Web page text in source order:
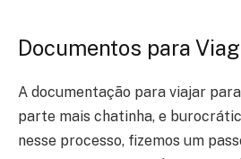
Documentos para
A documentação para viajar
parte mais chatinha, e
nesse processo, fizemos um